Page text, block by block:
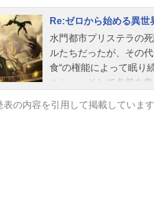
Re:ゼロから始める異
水門都市プリステラの
ルたちだったが、その
食“の権能によって眠り
ルシュ、そして名前を
し、あらゆる知識を持
表の内容を引用して掲載していま